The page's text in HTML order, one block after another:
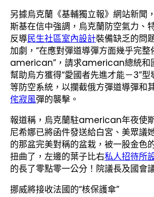
另據烏克蘭《基輔獨立報》網站新聞
斯基在信中強調，烏克蘭防空氣力、
反導民生社區室內設計裝備缺乏的問
加劇，“在應對彈道導彈方面幾乎完整
american”，請求american總統和
幫助烏方獲得“愛國者先進才能－3”型
等防空系統，以攔截俄方彈道導彈和
侘寂風彈的襲擊。
報道稱，烏克蘭駐american年夜使
尼希娜已將函件發送給白宮、美眾議
的那盆完美對稱的盆栽，被一股金色
扭曲了，左邊的葉子比右私人招待所
的長了零點零一公分！院議長及國會
挪威將接收法國的“核保護傘”